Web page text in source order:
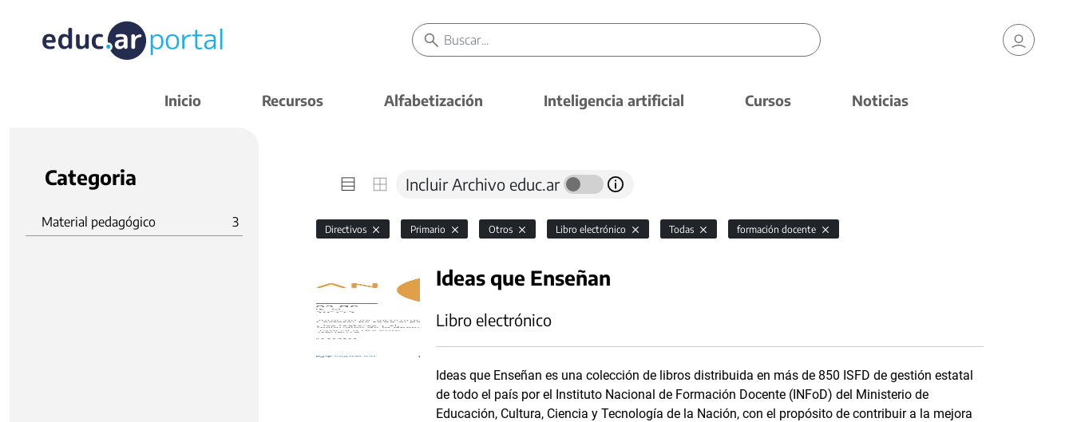
Inicio Recursos Alfabetización Inteligencia artificial Cursos Noticias
Categoria
Material pedagógico 3
Incluir Archivo educ.ar
Directivos Primario Otros Libro electrónico Todas formación docente
Ideas que Enseñan
Libro electrónico
Ideas que Enseñan es una colección de libros distribuida en más de 850 ISFD de gestión estatal
de todo el país por el Instituto Nacional de Formación Docente (INFoD) del Ministerio de
Educación, Cultura, Ciencia y Tecnología de la Nación, con el propósito de contribuir a la mejora